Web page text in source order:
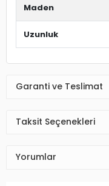
Maden
Uzunluk
Garanti ve Teslimat
Taksit Seçenekleri
Yorumlar